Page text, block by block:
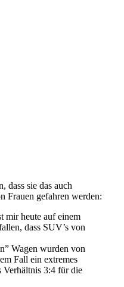
dass sie das auch
Frauen gefahren werden:
mir heute auf einem
dass SUV’s von
Wagen wurden von
Fall ein extremes
Verhältnis 3:4 für die